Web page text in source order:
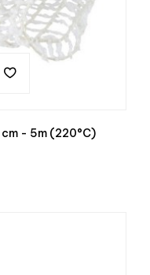
Baltas tinklelis mėsai Ø22 cm - 5m (220°C)